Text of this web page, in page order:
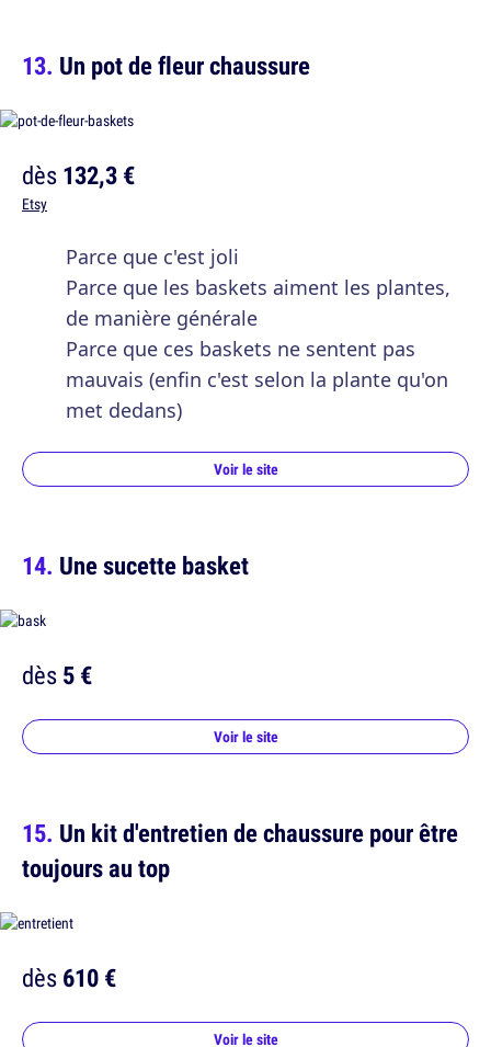
Un pot de fleur chaussure
dès132,3 €
Etsy
Parce que c'est joli
Parce que les baskets aiment les plantes,
de manière générale
Parce que ces baskets ne sentent pas
mauvais (enfin c'est selon la plante qu'on
met dedans)
Voir le site
Une sucette basket
dès5 €
Voir le site
Un kit d'entretien de chaussure pour être
toujours au top
dès610 €
Voir le site